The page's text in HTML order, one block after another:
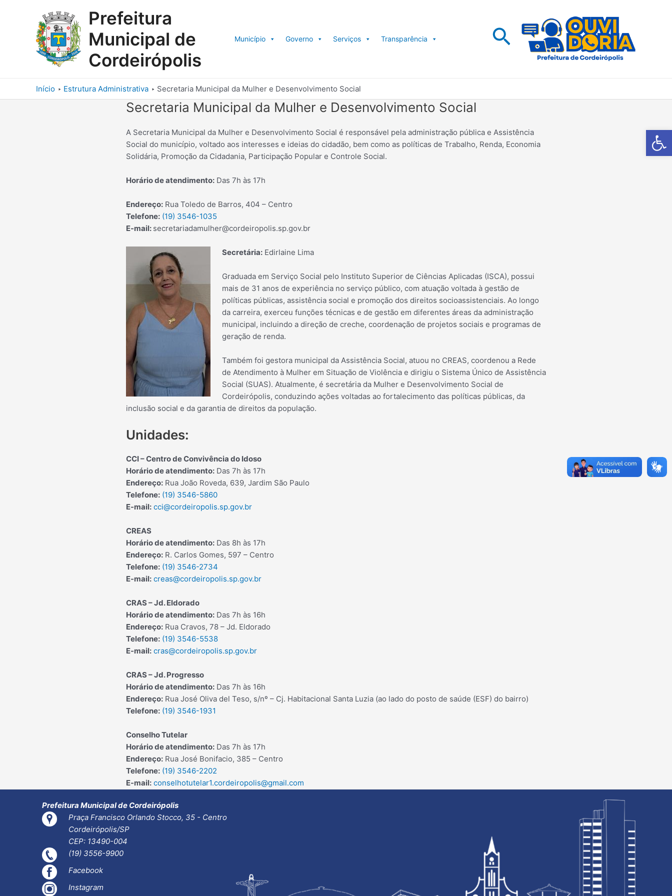
Barra de
Prefeitura
Municipal de
Cordeirópolis
Município Governo Serviços Transparência Pesquisar
Início Estrutura Administrativa Secretaria Municipal da Mulher e Desenvolvimento Social
Secretaria Municipal da Mulher e Desenvolvimento Social
A Secretaria Municipal da Mulher e Desenvolvimento Social é responsável pela administração pública e Assistência
Social do município, voltado aos interesses e ideias do cidadão, bem como as políticas de Trabalho, Renda, Economia
Solidária, Promoção da Cidadania, Participação Popular e Controle Social.
Horário de atendimento: Das 7h às 17h
Endereço: Rua Toledo de Barros, 404 – Centro
Telefone: (19) 3546-1035
E-mail: secretariadamulher@cordeiropolis.sp.gov.br
Secretária:Edirlaine Lima
Graduada em Serviço Social pelo Instituto Superior de Ciências Aplicadas (ISCA), possui
mais de 31 anos de experiência no serviço público, com atuação voltada à gestão de
políticas públicas, assistência social e promoção dos direitos socioassistenciais. Ao longo
da carreira, exerceu funções técnicas e de gestão em diferentes áreas da administração
municipal, incluindo a direção de creche, coordenação de projetos sociais e programas de
geração de renda.
Também foi gestora municipal da Assistência Social, atuou no CREAS, coordenou a Rede
de Atendimento à Mulher em Situação de Violência e dirigiu o Sistema Único de Assistência
Social (SUAS). Atualmente, é secretária da Mulher e Desenvolvimento Social de
Cordeirópolis, conduzindo ações voltadas ao fortalecimento das políticas públicas, da
inclusão social e da garantia de direitos da população.
Unidades:
CCI – Centro de Convivência do Idoso
Horário de atendimento: Das 7h às 17h
Endereço: Rua João Roveda, 639, Jardim São Paulo
Telefone: (19) 3546-5860
E-mail: cci@cordeiropolis.sp.gov.br
CREAS
Horário de atendimento: Das 8h às 17h
Endereço: R. Carlos Gomes, 597 – Centro
Telefone: (19) 3546-2734
E-mail: creas@cordeiropolis.sp.gov.br
CRAS – Jd. Eldorado
Horário de atendimento: Das 7h às 16h
Endereço: Rua Cravos, 78 – Jd. Eldorado
Telefone: (19) 3546-5538
E-mail: cras@cordeiropolis.sp.gov.br
CRAS – Jd. Progresso
Horário de atendimento: Das 7h às 16h
Endereço: Rua José Oliva del Teso, s/nº – Cj. Habitacional Santa Luzia (ao lado do posto de saúde (ESF) do bairro)
Telefone: (19) 3546-1931
Conselho Tutelar
Horário de atendimento: Das 7h às 17h
Endereço: Rua José Bonifacio, 385 – Centro
Telefone: (19) 3546-2202
E-mail: conselhotutelar1.cordeiropolis@gmail.com
Prefeitura Municipal de Cordeirópolis
Praça Francisco Orlando Stocco, 35 - Centro
Cordeirópolis/SP
CEP: 13490-004
(19) 3556-9900
Facebook
Instagram